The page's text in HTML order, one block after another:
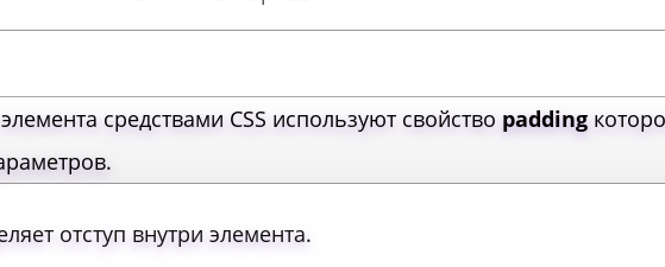
средствами CSS используют свойствоpadding
отступ внутри элемента.